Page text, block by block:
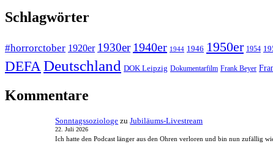
Sinfonie
Schlagwörter
#horrorctober 1920er 1930er 1940er 1944 1946 1950er 1954
DEFADeutschland DOK Leipzig Dokumentarfilm Frank Beyer
Kommentare
Sonntagssoziologe zuJubiläums-Livestream
22. Juli 2026
Ich hatte den Podcast länger aus den Ohren verloren und bin nun zufällig